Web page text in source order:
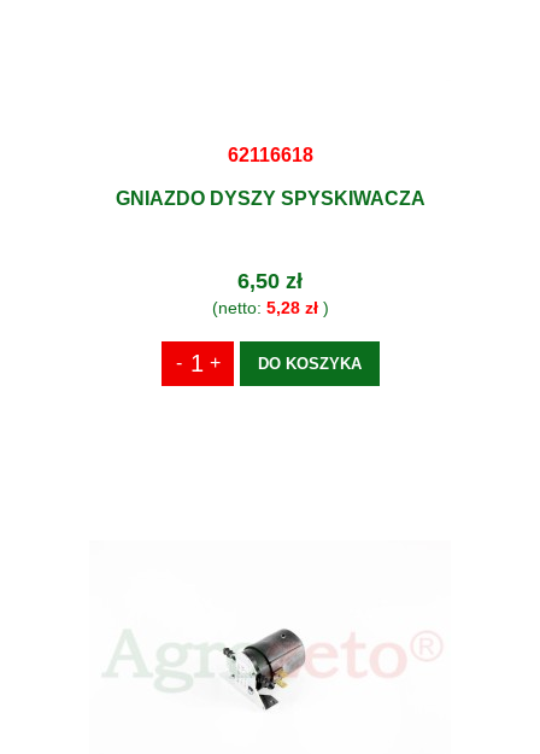
62116618
GNIAZDO DYSZY SPYSKIWACZA
6,50 zł
(netto: 5,28 zł)
DO KOSZYKA